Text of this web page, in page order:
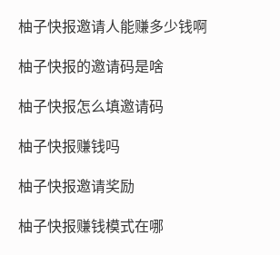
柚子快报邀请人能赚多少钱啊
柚子快报的邀请码是啥
柚子快报怎么填邀请码
柚子快报赚钱吗
柚子快报邀请奖励
柚子快报赚钱模式在哪